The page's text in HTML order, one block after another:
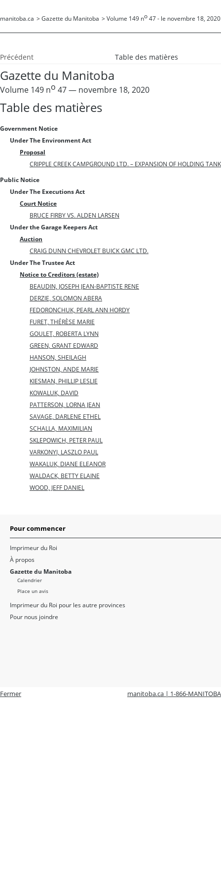
manitoba.ca > Gazette du Manitoba > Volume 149 no 47 - le novembre 18, 2020
Précédent Table des matières
Gazette du Manitoba
Volume 149 no 47 — novembre 18, 2020
Table des matières
Government Notice
Under The Environment Act
Proposal
CRIPPLE CREEK CAMPGROUND LTD. – EXPANSION OF HOLDING
Public Notice
Under The Executions Act
Court Notice
BRUCE FIRBY VS. ALDEN LARSEN
Under the Garage Keepers Act
Auction
CRAIG DUNN CHEVROLET BUICK GMC LTD.
Under The Trustee Act
Notice to Creditors (estate)
BEAUDIN, JOSEPH JEAN-BAPTISTE RENE
DERZIE, SOLOMON ABERA
FEDORONCHUK, PEARL ANN HORDY
FURET, THÉRÈSE MARIE
GOULET, ROBERTA LYNN
GREEN, GRANT EDWARD
HANSON, SHEILAGH
JOHNSTON, ANDE MARIE
KIESMAN, PHILLIP LESLIE
KOWALUK, DAVID
PATTERSON, LORNA JEAN
SAVAGE, DARLENE ETHEL
SCHALLA, MAXIMILIAN
SKLEPOWICH, PETER PAUL
VARKONYI, LASZLO PAUL
WAKALUK, DIANE ELEANOR
WALDACK, BETTY ELAINE
WOOD, JEFF DANIEL
Pour commencer
Imprimeur du Roi
À propos
Gazette du Manitoba
Calendrier
Place un avis
Imprimeur du Roi pour les autre provinces
Pour nous joindre
Fermer manitoba.ca | 1-866-MANITOBA